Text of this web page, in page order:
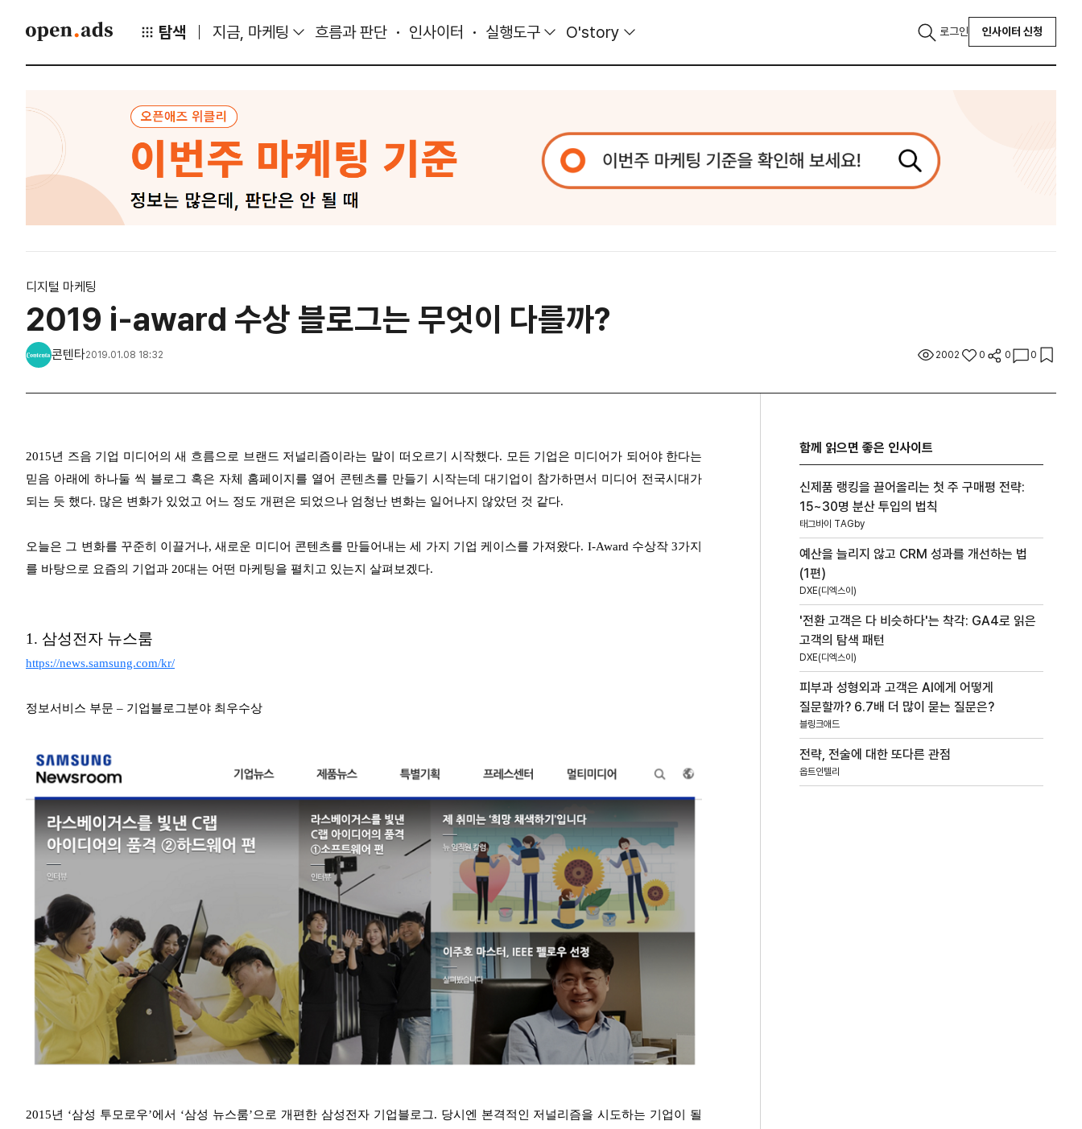
탐색 지금, 마케팅 흐름과 판단 인사이터 실행도구 O'story 로그인 인사이터 신청
디지털 마케팅
2019 i-award 수상 블로그는 무엇이 다를까?
콘텐타2019.01.08 18:32 2002 0 0 0
2015년 즈음 기업 미디어의 새 흐름으로 브랜드 저널리즘이라는 말이 떠오르기 시작했다. 모든 기업은 미디어가 되어야 한다는
믿음 아래에 하나둘 씩 블로그 혹은 자체 홈페이지를 열어 콘텐츠를 만들기 시작는데 대기업이 참가하면서 미디어 전국시대가
되는 듯 했다. 많은 변화가 있었고 어느 정도 개편은 되었으나 엄청난 변화는 일어나지 않았던 것 같다.
오늘은 그 변화를 꾸준히 이끌거나, 새로운 미디어 콘텐츠를 만들어내는 세 가지 기업 케이스를 가져왔다. I-Award 수상작 3가지
를 바탕으로 요즘의 기업과 20대는 어떤 마케팅을 펼치고 있는지 살펴보겠다.
1. 삼성전자 뉴스룸
https://news.samsung.com/kr/
정보서비스 부문 – 기업블로그분야 최우수상
2015년 ‘삼성 투모로우’에서 ‘삼성 뉴스룸’으로 개편한 삼성전자 기업블로그. 당시엔 본격적인 저널리즘을 시도하는 기업이 될
함께 읽으면 좋은 인사이트
신제품 랭킹을 끌어올리는 첫 주 구매평 전략:
15~30명 분산 투입의 법칙
태그바이 TAGby
예산을 늘리지 않고 CRM 성과를 개선하는 법
(1편)
DXE(디엑스이)
'전환 고객은 다 비슷하다'는 착각: GA4로 읽은
고객의 탐색 패턴
DXE(디엑스이)
피부과 성형외과 고객은 AI에게 어떻게
질문할까? 6.7배 더 많이 묻는 질문은?
블링크애드
전략, 전술에 대한 또다른 관점
옵트인텔리